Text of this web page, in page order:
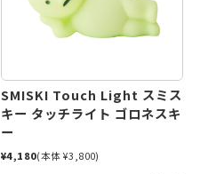
SMISKI Touch Light スミス
キー タッチライト ゴロネスキ
ー
¥4,180(本体 ¥3,800)